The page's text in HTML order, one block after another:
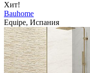
Хит!
Bauhome
Equipe, Испания